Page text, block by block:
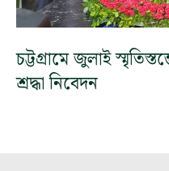
চট্টগ্রামে জুলাই
শ্রদ্ধা নিবেদন